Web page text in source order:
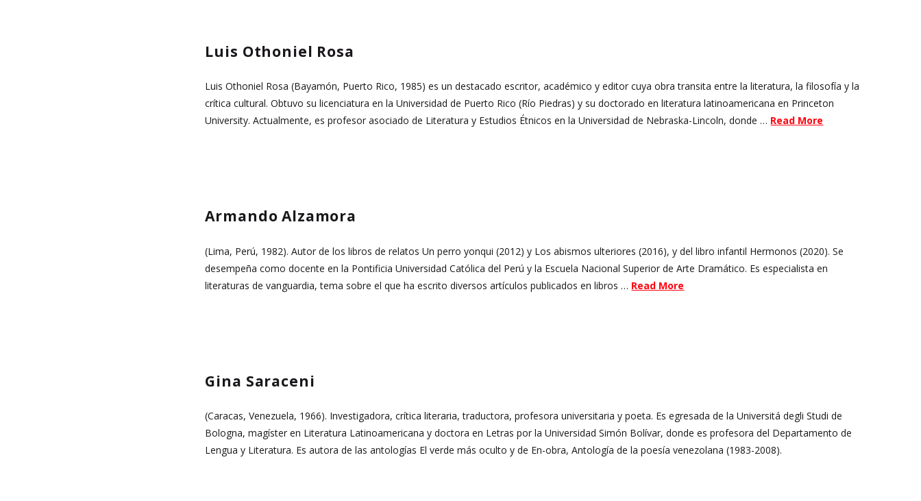
Luis Othoniel Rosa
Luis Othoniel Rosa (Bayamón, Puerto Rico, 1985) es un destacado escritor, académico y editor cuya obra transita entre la literatura, la filosofía y la
crítica cultural. Obtuvo su licenciatura en la Universidad de Puerto Rico (Río Piedras) y su doctorado en literatura latinoamericana en Princeton
University. Actualmente, es profesor asociado de Literatura y Estudios Étnicos en la Universidad de Nebraska-Lincoln, donde … Read More
Armando Alzamora
(Lima, Perú, 1982). Autor de los libros de relatos Un perro yonqui (2012) y Los abismos ulteriores (2016), y del libro infantil Hermonos (2020). Se
desempeña como docente en la Pontificia Universidad Católica del Perú y la Escuela Nacional Superior de Arte Dramático. Es especialista en
literaturas de vanguardia, tema sobre el que ha escrito diversos artículos publicados en libros … Read More
Gina Saraceni
(Caracas, Venezuela, 1966). Investigadora, crítica literaria, traductora, profesora universitaria y poeta. Es egresada de la Universitá degli Studi de
Bologna, magíster en Literatura Latinoamericana y doctora en Letras por la Universidad Simón Bolívar, donde es profesora del Departamento de
Lengua y Literatura. Es autora de las antologías El verde más oculto y de En-obra, Antología de la poesía venezolana (1983-2008).